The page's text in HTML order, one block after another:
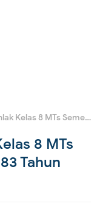
1 Sesuai KMA 183 Tahun 2022/2023
8 MTs
Tahun